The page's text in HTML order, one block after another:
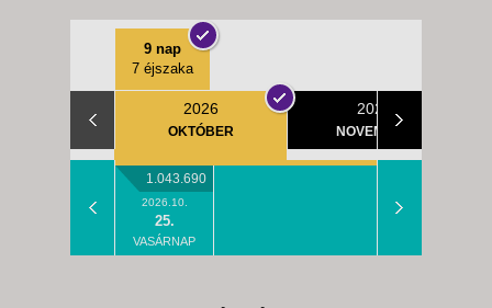
9 nap
7 éjszaka
2026
OKTÓBER
2026
NOVEMBER
1.043.690
2026.10.
25.
VASÁRNAP